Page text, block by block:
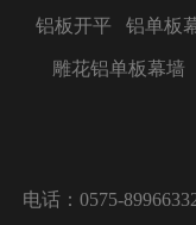
铝板开平 铝单板
雕花铝单板幕墙
电话：0575-